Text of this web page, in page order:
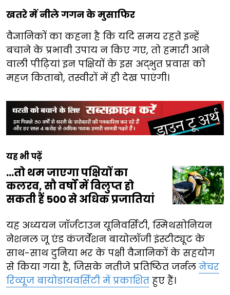
खतरे में नीले गगन के मुसाफिर
वैज्ञानिकों का कहना है कि यदि समय रहते इन्हें
बचाने के प्रभावी उपाय न किए गए, तो हमारी आने
वाली पीढ़ियां इन पक्षियों के इस अद्भुत प्रवास को
महज किताबो, तस्वीरों में ही देख पाएंगी।
यह भी पढ़ें
...तो थम जाएगा पक्षियों का
कलरव, सौ वर्षों में विलुप्त हो
सकती हैं 500 से अधिक प्रजातियां
यह अध्ययन जॉर्जटाउन यूनिवर्सिटी, स्मिथसोनियन
नेशनल जू एंड कंजर्वेशन बायोलॉजी इंस्टीट्यूट के
साथ-साथ दुनिया भर के पक्षी वैज्ञानिकों के सहयोग
से किया गया है, जिसके नतीजे प्रतिष्ठित जर्नल नेचर
रिव्यूज बायोडायवर्सिटी में प्रकाशित हुए हैं।